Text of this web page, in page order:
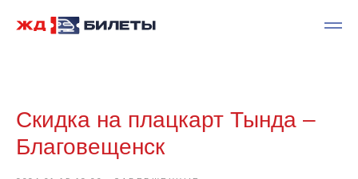
Скидка на плацкарт Тында –
Благовещенск